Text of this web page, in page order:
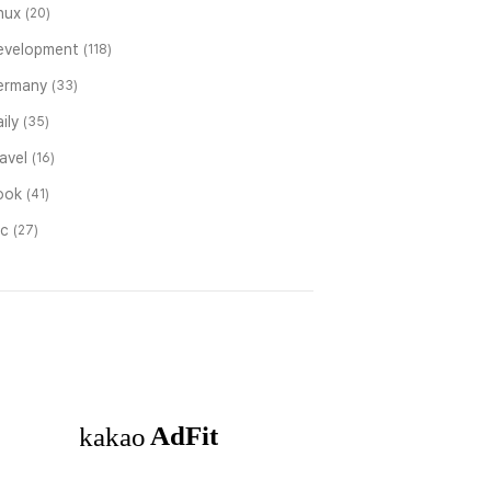
(20)
(118)
(33)
(35)
(16)
(41)
(27)